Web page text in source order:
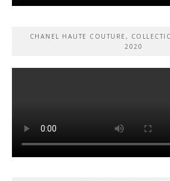
CHANEL HAUTE COUTURE,
2020